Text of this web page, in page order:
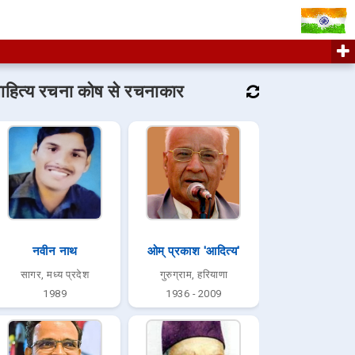
रचना कोष से रचनाकार
नवीन नाथ
सागर, मध्य प्रदेश
1989
ओम् प्रकाश 'आदित्य'
गुरुग्राम, हरियाणा
1936 - 2009